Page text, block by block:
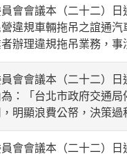
會議本（二十二）日
違規車輛拖吊之誼通
辦理違規拖吊業務，事
會議本（二十二）日
：「台北市政府交通
明顯浪費公帑，決策過
會議本（二十二）日